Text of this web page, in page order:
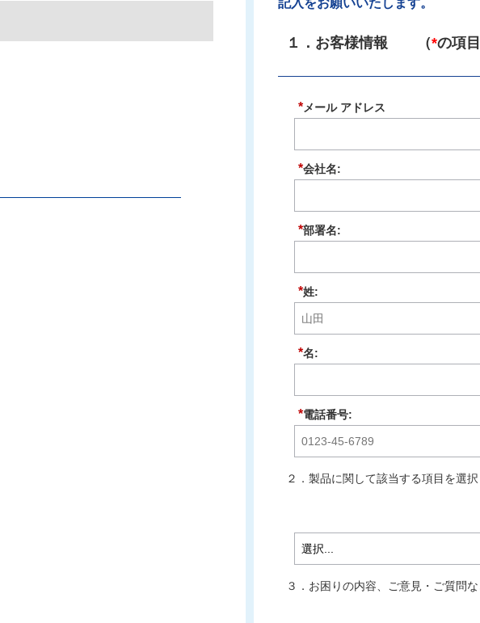
１．お客様情報 （*の項
*メール アドレス
*会社名:
*部署名:
*姓:
*名:
*電話番号:
２．製品に関して該当する項目を選
３．お困りの内容、ご意見・ご質問